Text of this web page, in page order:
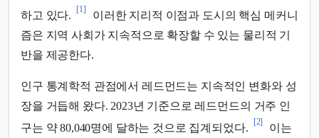
하고 있다.
[1]
이러한 지리적 이점과 도시의 핵심 메커니
즘은 지역 사회가 지속적으로 확장할 수 있는 물리적 기
반을 제공한다.
인구 통계학적 관점에서 레드먼드는 지속적인 변화와 성
장을 거듭해 왔다. 2023년 기준으로 레드먼드의 거주 인
구는 약 80,040명에 달하는 것으로 집계되었다.
[2]
이는